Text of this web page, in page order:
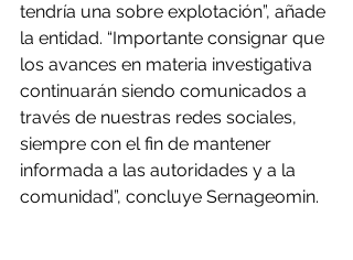
tendría una sobre explotación”, añade
la entidad. “Importante consignar que
los avances en materia investigativa
continuarán siendo comunicados a
través de nuestras redes sociales,
siempre con el fin de mantener
informada a las autoridades y a la
comunidad”, concluye Sernageomin.